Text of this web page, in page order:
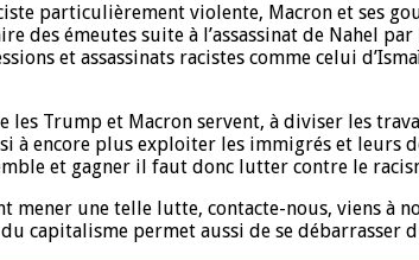
particulièrement violente, Macron et ses
des émeutes suite à l’assassinat de Nahel
et assassinats racistes comme celui
les Trump et Macron servent, à diviser les
à encore plus exploiter les immigrés et leurs
et gagner il faut donc lutter contre le
mener une telle lutte, contacte-nous, viens à
capitalisme permet aussi de se